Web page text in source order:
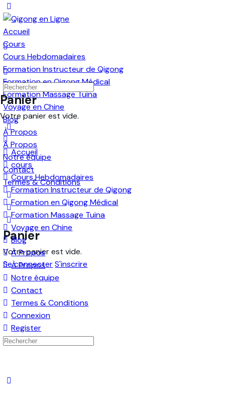
Side
Panel
Accueil
Cours
Cours Hebdomadaires
Formation Instructeur de Qigong
Formation en Qigong Médical
Formation Massage Tuina
Voyage en Chine
Blog
À Propos
À Propos
Notre équipe
Contact
Termes & Conditions
More
options
Panier
Votre panier est vide.
Se connecter S'inscrire
Panier
Votre panier est vide.
Recherche
pour:
Accueil
cours
Cours Hebdomadaires
Formation Instructeur de Qigong
Formation en Qigong Médical
Formation Massage Tuina
Voyage en Chine
Blog
À Propos
À Propos
Notre équipe
Contact
Termes & Conditions
Connexion
Register
Recherche